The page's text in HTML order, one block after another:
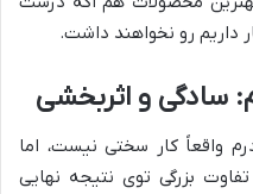
داریم رو نخواهند داشت.
سادگی و اثربخشی
واقعاً کار سختی نیست، اما
بزرگی توی نتیجه نهایی